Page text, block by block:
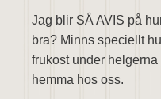
Jag blir SÅ AVIS på
bra? Minns speciellt
frukost under
hemma hos oss.